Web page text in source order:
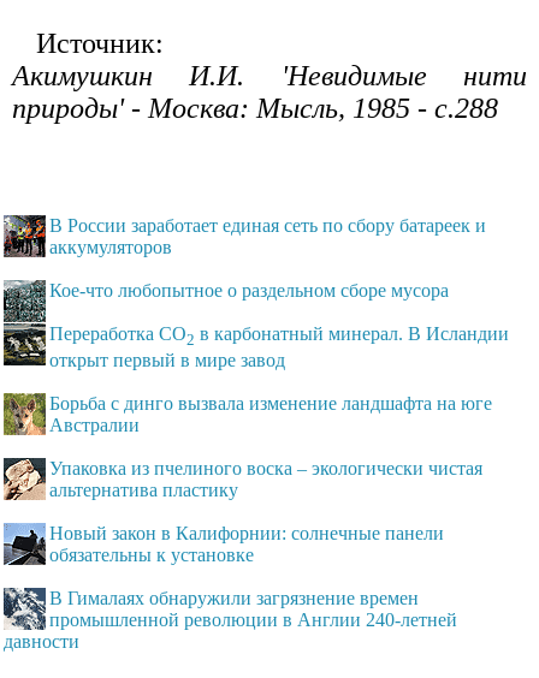
Источник:
Акимушкин И.И. 'Невидимые нити
природы' - Москва: Мысль, 1985 - с.288
В России заработает единая сеть по сбору батареек и
аккумуляторов
Кое-что любопытное о раздельном сборе мусора
Переработка СО2 в карбонатный минерал. В Исландии
открыт первый в мире завод
Борьба с динго вызвала изменение ландшафта на юге
Австралии
Упаковка из пчелиного воска – экологически чистая
альтернатива пластику
Новый закон в Калифорнии: солнечные панели
обязательны к установке
В Гималаях обнаружили загрязнение времен
промышленной революции в Англии 240-летней
давности